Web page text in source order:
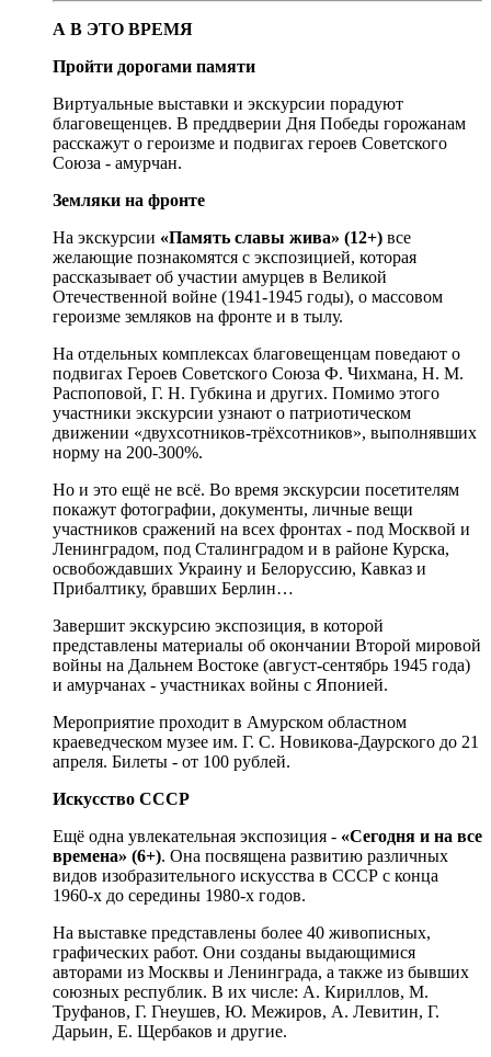
А В ЭТО ВРЕМЯ
Пройти дорогами памяти
Виртуальные выставки и экскурсии порадуют
благовещенцев. В преддверии Дня Победы горожанам
расскажут о героизме и подвигах героев Советского
Союза - амурчан.
Земляки на фронте
На экскурсии «Память славы жива» (12+) все
желающие познакомятся с экспозицией, которая
рассказывает об участии амурцев в Великой
Отечественной войне (1941-1945 годы), о массовом
героизме земляков на фронте и в тылу.
На отдельных комплексах благовещенцам поведают о
подвигах Героев Советского Союза Ф. Чихмана, Н. М.
Распоповой, Г. Н. Губкина и других. Помимо этого
участники экскурсии узнают о патриотическом
движении «двухсотников-трёхсотников», выполнявших
норму на 200-300%.
Но и это ещё не всё. Во время экскурсии посетителям
покажут фотографии, документы, личные вещи
участников сражений на всех фронтах - под Москвой и
Ленинградом, под Сталинградом и в районе Курска,
освобождавших Украину и Белоруссию, Кавказ и
Прибалтику, бравших Берлин…
Завершит экскурсию экспозиция, в которой
представлены материалы об окончании Второй мировой
войны на Дальнем Востоке (август-сентябрь 1945 года)
и амурчанах - участниках войны с Японией.
Мероприятие проходит в Амурском областном
краеведческом музее им. Г. С. Новикова-Даурского до 21
апреля. Билеты - от 100 рублей.
Искусство СССР
Ещё одна увлекательная экспозиция - «Сегодня и на все
времена» (6+). Она посвящена развитию различных
видов изобразительного искусства в СССР с конца
1960-х до середины 1980-х годов.
На выставке представлены более 40 живописных,
графических работ. Они созданы выдающимися
авторами из Москвы и Ленинграда, а также из бывших
союзных республик. В их числе: А. Кириллов, М.
Труфанов, Г. Гнеушев, Ю. Межиров, А. Левитин, Г.
Дарьин, Е. Щербаков и другие.